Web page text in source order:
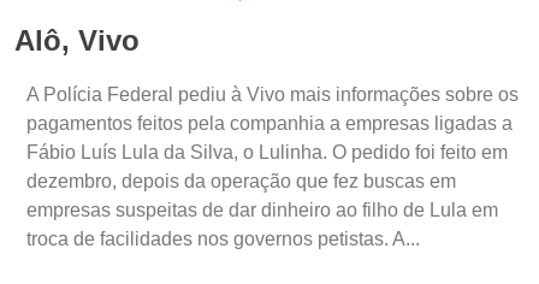
Alô, Vivo
A Polícia Federal pediu à Vivo mais informações sobre os
pagamentos feitos pela companhia a empresas ligadas a
Fábio Luís Lula da Silva, o Lulinha. O pedido foi feito em
dezembro, depois da operação que fez buscas em
empresas suspeitas de dar dinheiro ao filho de Lula em
troca de facilidades nos governos petistas. A...